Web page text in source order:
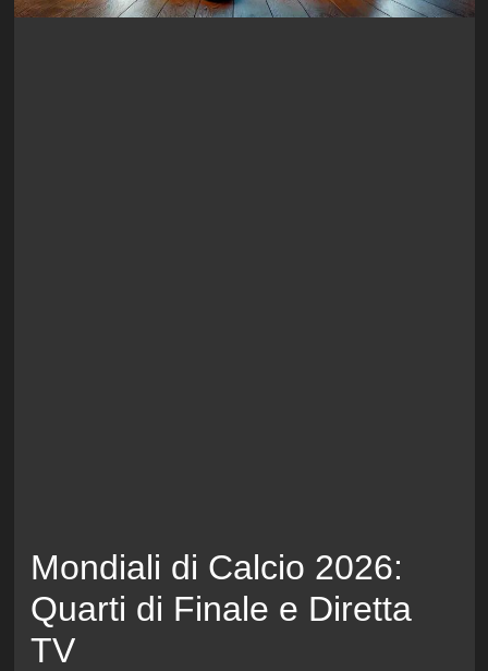
Mondiali di Calcio 2026:
Quarti di Finale e Diretta
TV